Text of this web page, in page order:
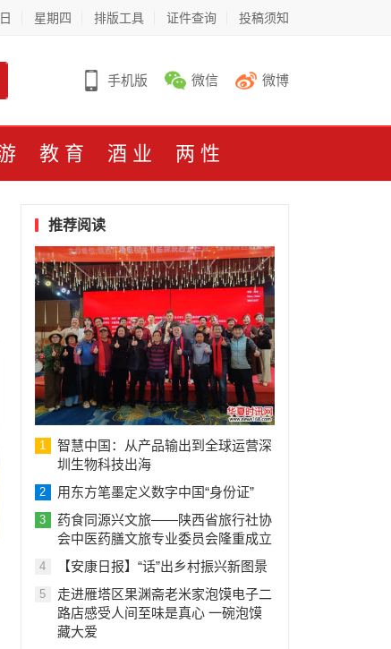
星期四 排版工具 证件查询 投稿须知
手机版 微信 微博
教育 酒业 两性
推荐阅读
1
智慧中国：从产品输出到全球运营深
圳生物科技出海
2 用东方笔墨定义数字中国“身份证”
3
药食同源兴文旅——陕西省旅行社协
会中医药膳文旅专业委员会隆重成立
4 【安康日报】“话”出乡村振兴新图景
5
走进雁塔区果渊斋老米家泡馍电子二
路店感受人间至味是真心 一碗泡馍
藏大爱